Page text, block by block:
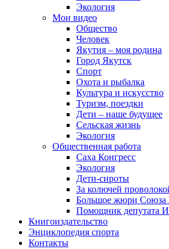
Экология
Мои видео
Общество
Человек
Якутия – моя родина
Город Якутск
Спорт
Охота и рыбалка
Культура и искусство
Туризм, поездки
Дети – наше будущее
Сельская жизнь
Экология
Общественная работа
Саха Конгресс
Экология
Дети-сироты
За колючей
Большое жюри Союза
Помощник депутата
Книгоиздательство
Энциклопедия спорта
Контакты